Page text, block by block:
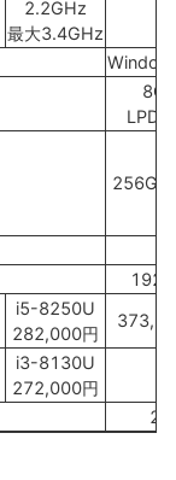
2.2GHz
最大3.4GHz
8GB
256GB
i5-8250U
282,000円
i3-8130U
272,000円